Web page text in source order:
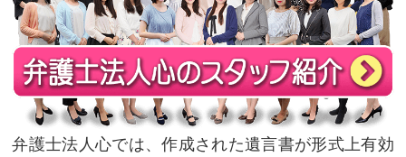
弁護士法人心では、作成された遺言書が形式上有効